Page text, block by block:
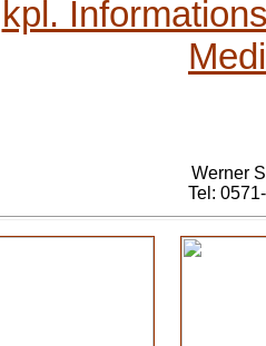
kpl.
Werner
Tel: